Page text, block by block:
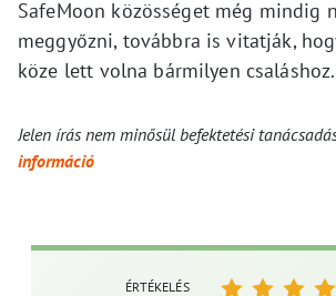
SafeMoon közösséget még mindig
meggyőzni, továbbra is vitatják,
köze lett volna bármilyen csaláshoz.
Jelen írás nem minősül befektetési
információ
ÉRTÉKELÉS